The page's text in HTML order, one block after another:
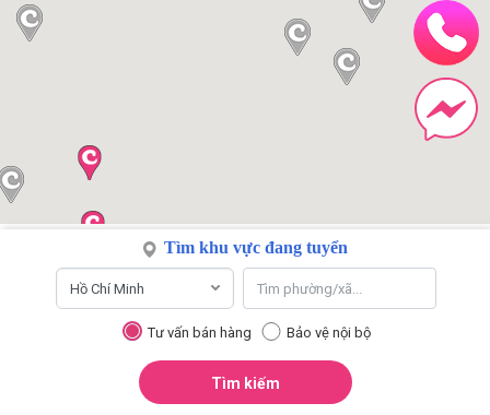
Tìm khu vực đang tuyển
Tư vấn bán hàng Bảo vệ nội bộ
Tìm kiếm